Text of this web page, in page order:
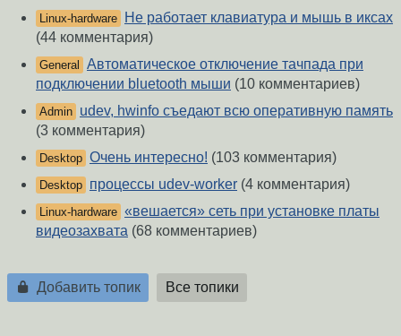
Linux-hardware
Не работает клавиатура и мышь в иксах
(44 комментария)
General
Автоматическое отключение тачпада при
подключении bluetooth мыши (10 комментариев)
Admin udev, hwinfo съедают всю оперативную память
(3 комментария)
Desktop Очень интересно! (103 комментария)
Desktop процессы udev-worker (4 комментария)
Linux-hardware «вешается» сеть при установке платы
видеозахвата (68 комментариев)
Добавить топик Все топики